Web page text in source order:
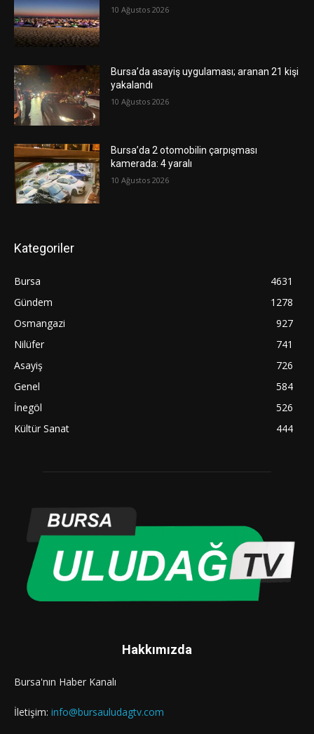
10 Ağustos 2026
Bursa’da asayiş uygulaması; aranan 21 kişi
yakalandı
10 Ağustos 2026
Bursa’da 2 otomobilin çarpışması
kamerada: 4 yaralı
10 Ağustos 2026
Kategoriler
Bursa
4631
Gündem
1278
Osmangazi
927
Nilüfer
741
Asayiş
726
Genel
584
İnegöl
526
Kültür Sanat
444
Hakkımızda
Bursa'nın Haber Kanalı
İletişim: info@bursauludagtv.com